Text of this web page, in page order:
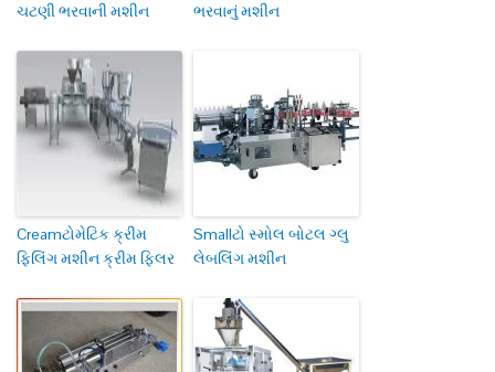
ચટણી ભરવાની મશીન
ભરવાનું મશીન
Creamટોમેટિક ક્રીમ
ફિલિંગ મશીન ક્રીમ ફિલર
Smallટો સ્મોલ બોટલ ગ્લુ
લેબલિંગ મશીન